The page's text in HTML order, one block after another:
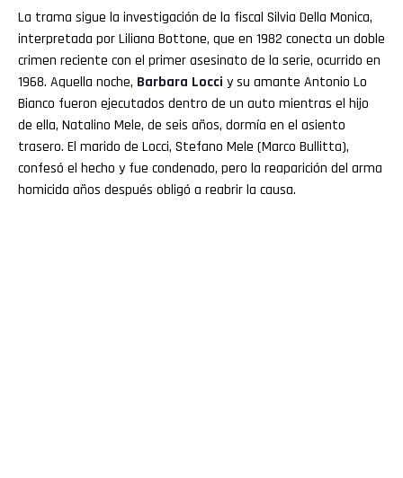
La trama sigue la investigación de la fiscal Silvia Della Monica,
interpretada por Liliana Bottone, que en 1982 conecta un doble
crimen reciente con el primer asesinato de la serie, ocurrido en
1968. Aquella noche, Barbara Locci y su amante Antonio Lo
Bianco fueron ejecutados dentro de un auto mientras el hijo
de ella, Natalino Mele, de seis años, dormía en el asiento
trasero. El marido de Locci, Stefano Mele (Marco Bullitta),
confesó el hecho y fue condenado, pero la reaparición del arma
homicida años después obligó a reabrir la causa.